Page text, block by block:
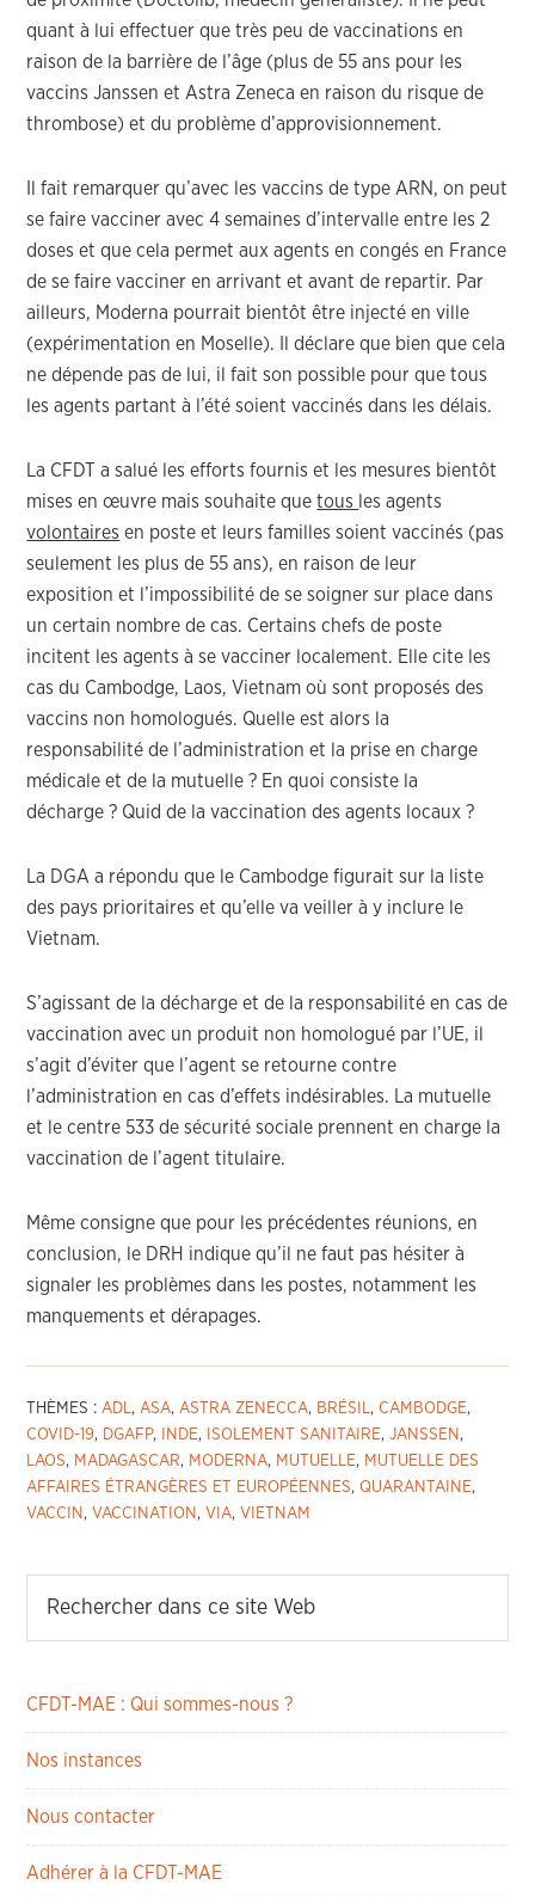
quant à lui effectuer que très peu de vaccinations en
raison de la barrière de l’âge (plus de 55 ans pour les
vaccins Janssen et Astra Zeneca en raison du risque de
thrombose) et du problème d’approvisionnement.
Il fait remarquer qu’avec les vaccins de type ARN, on peut
se faire vacciner avec 4 semaines d’intervalle entre les 2
doses et que cela permet aux agents en congés en France
de se faire vacciner en arrivant et avant de repartir. Par
ailleurs, Moderna pourrait bientôt être injecté en ville
(expérimentation en Moselle). Il déclare que bien que cela
ne dépende pas de lui, il fait son possible pour que tous
les agents partant à l’été soient vaccinés dans les délais.
La CFDT a salué les efforts fournis et les mesures bientôt
mises en œuvre mais souhaite quetous les agents
volontaires en poste et leurs familles soient vaccinés (pas
seulement les plus de 55 ans), en raison de leur
exposition et l’impossibilité de se soigner sur place dans
un certain nombre de cas. Certains chefs de poste
incitent les agents à se vacciner localement. Elle cite les
cas du Cambodge, Laos, Vietnam où sont proposés des
vaccins non homologués. Quelle est alors la
responsabilité de l’administration et la prise en charge
médicale et de la mutuelle ? En quoi consiste la
décharge ? Quid de la vaccination des agents locaux ?
La DGA a répondu que le Cambodge figurait sur la liste
des pays prioritaires et qu’elle va veiller à y inclure le
Vietnam.
S’agissant de la décharge et de la responsabilité en cas de
vaccination avec un produit non homologué par l’UE, il
s’agit d’éviter que l’agent se retourne contre
l’administration en cas d’effets indésirables. La mutuelle
et le centre 533 de sécurité sociale prennent en charge la
vaccination de l’agent titulaire.
Même consigne que pour les précédentes réunions, en
conclusion, le DRH indique qu’il ne faut pas hésiter à
signaler les problèmes dans les postes, notamment les
manquements et dérapages.
THÈMES :ADL,ASA,ASTRA ZENECCA, BRÉSIL,CAMBODGE,
COVID-19, DGAFP, INDE, ISOLEMENT SANITAIRE,JANSSEN ,
LAOS, MADAGASCAR, MODERNA, MUTUELLE, MUTUELLE DES
AFFAIRES ÉTRANGÈRES ET EUROPÉENNES,QUARANTAINE,
VACCIN , VACCINATION , VIA, VIETNAM
CFDT-MAE : Qui sommes-nous ?
Nos instances
Nous contacter
Adhérer à la CFDT-MAE